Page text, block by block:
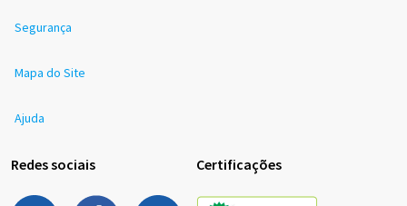
Segurança
Mapa do Site
Ajuda
Redes sociais Certificações